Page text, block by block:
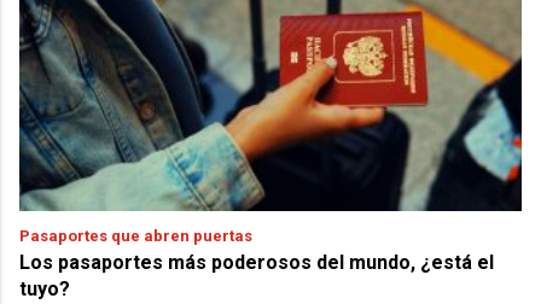
Pasaportes que abren puertas
Los pasaportes más poderosos del mundo, ¿está el
tuyo?